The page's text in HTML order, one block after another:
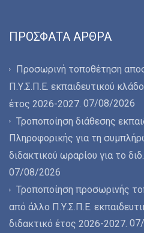
ΠΡΌΣΦΑΤΑ ΆΡΘΡΑ
Προσωρινή τοποθέτηση
Π.Υ.Σ.Π.Ε. εκπαιδευτικού
έτος 2026-2027. 07/08/2026
Τροποποίηση διάθεσης
Πληροφορικής για τη
διδακτικού ωραρίου για το
07/08/2026
Τροποποίηση προσωρινής
από άλλο Π.Υ.Σ.Π.Ε.
διδακτικό έτος 2026-2027.